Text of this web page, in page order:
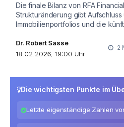
Die finale Bilanz von RFA
Strukturänderung gibt
Immobilienportfolios und die
Dr. Robert Sasse
18.02.2026, 19:00 Uhr
2
Die wichtigsten Punkte im
Letzte eigenständige Zahlen